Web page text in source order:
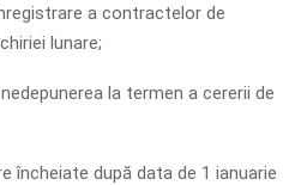
a contractelor de
lunare;
la termen a cererii de
încheiate după data de 1 ianuarie